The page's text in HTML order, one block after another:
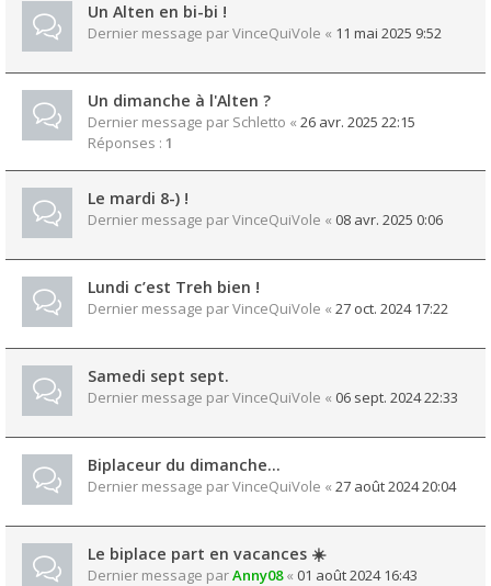
Un Alten en bi-bi !
Dernier message parVinceQuiVole « 11 mai 2025 9:52
Un dimanche à l'Alten ?
Dernier message par Schletto « 26 avr. 2025 22:15
Réponses : 1
Le mardi 8-) !
Dernier message parVinceQuiVole « 08 avr. 2025 0:06
Lundi c’est Treh bien !
Dernier message parVinceQuiVole « 27 oct. 2024 17:22
Samedi sept sept.
Dernier message parVinceQuiVole « 06 sept. 2024 22:33
Biplaceur du dimanche…
Dernier message parVinceQuiVole « 27 août 2024 20:04
Le biplace part en vacances ☀️
Dernier message parAnny08« 01 août 2024 16:43